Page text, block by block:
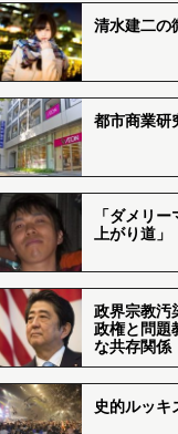
清水建二の
都市商業研
「ダメリ
上がり道」
政界宗教汚
政権と問題
な共存関係
史的ルッキ